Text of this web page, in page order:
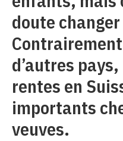
doute changer
d’autres
rentes en
importants
veuves.